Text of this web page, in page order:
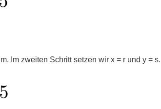
Im zweiten Schritt setzen wir x = r und y =